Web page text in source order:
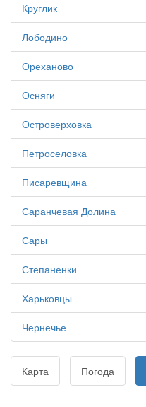
Круглик
Лободино
Ореханово
Осняги
Островерховка
Петроселовка
Писаревщина
Саранчевая Долина
Сары
Степаненки
Харьковцы
Чернечье
Карта Погода